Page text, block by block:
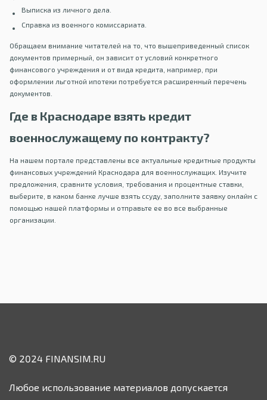
Выписка из личного дела.
Справка из военного комиссариата.
Обращаем внимание читателей на то, что вышеприведенный список
документов примерный, он зависит от условий конкретного
финансового учреждения и от вида кредита, например, при
оформлении льготной ипотеки потребуется расширенный перечень
документов.
Где в Краснодаре взять кредит
военнослужащему по контракту?
На нашем портале представлены все актуальные кредитные продукты
финансовых учреждений Краснодара для военнослужащих. Изучите
предложения, сравните условия, требования и процентные ставки,
выберите, в каком банке лучше взять ссуду, заполните заявку онлайн с
помощью нашей платформы и отправьте ее во все выбранные
организации.
© 2024 FINANSIM.RU
Любое использование материалов допускается